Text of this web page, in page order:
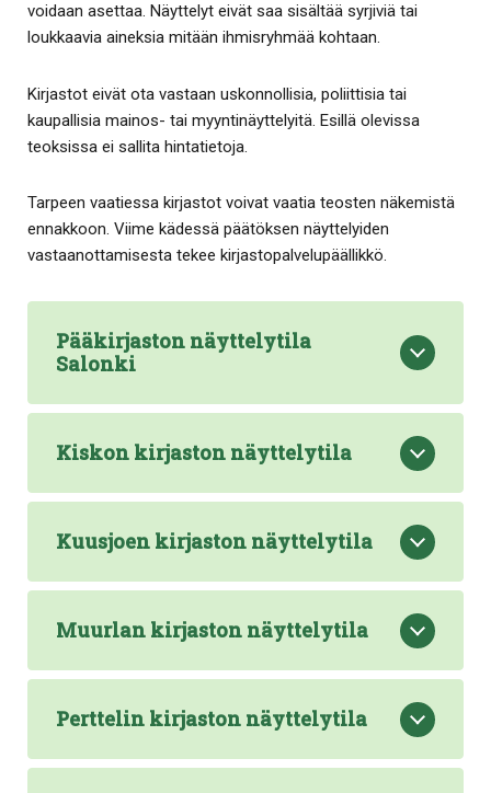
voidaan asettaa. Näyttelyt eivät saa sisältää syrjiviä tai
loukkaavia aineksia mitään ihmisryhmää kohtaan.
Kirjastot eivät ota vastaan uskonnollisia, poliittisia tai
kaupallisia mainos- tai myyntinäyttelyitä. Esillä olevissa
teoksissa ei sallita hintatietoja.
Tarpeen vaatiessa kirjastot voivat vaatia teosten näkemistä
ennakkoon. Viime kädessä päätöksen näyttelyiden
vastaanottamisesta tekee kirjastopalvelupäällikkö.
Pääkirjaston näyttelytila
Salonki
Kiskon kirjaston näyttelytila
Kuusjoen kirjaston näyttelytila
Muurlan kirjaston näyttelytila
Perttelin kirjaston näyttelytila